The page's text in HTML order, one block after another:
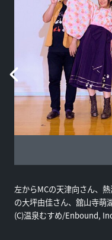
左からMCの天津向さん、
の大坪由佳さん、舘山寺萌
(C)温泉むすめ/Enbound,